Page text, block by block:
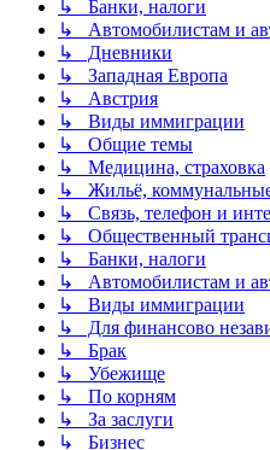
↳ Банки, налоги
↳ Автомобилистам и
↳ Дневники
↳ Западная Европа
↳ Австрия
↳ Виды иммиграции
↳ Общие темы
↳ Медицина, страховка
↳ Жильё,
↳ Связь, телефон и
↳ Общественный
↳ Банки, налоги
↳ Автомобилистам и
↳ Виды иммиграции
↳ Для финансово
↳ Брак
↳ Убежище
↳ По корням
↳ За заслуги
↳ Бизнес